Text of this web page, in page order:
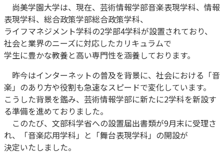
尚美学園大学は、現在、芸術情報学部音楽表現学科、情報
表現学科、総合政策学部総合政策学科、
ライフマネジメント学科の2学部4学科が設置されており、
社会と業界のニーズに対応したカリキュラムで
学生に豊かな教養と高い専門性を涵養しております。
昨今はインターネットの普及を背景に、社会における「音
楽」のあり方や役割も急速なスピードで変化しています。
こうした背景を鑑み、芸術情報学部に新たに2学科を新設す
る準備を進めておりました。
このたび、文部科学省への設置届出書類が9月末に受理さ
れ、「音楽応用学科」と「舞台表現学科」の開設が
決定いたしました。